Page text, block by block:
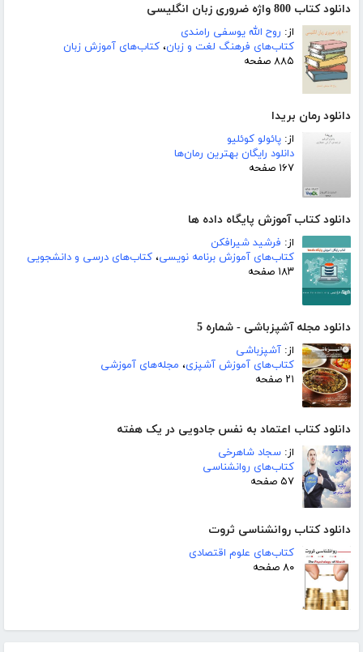
دانلود کتاب 800 واژه ضروری زبان انگلیسی
از: روح الله یوسفی رامندی
کتاب‌های فرهنگ لغت و زبان، کتاب‌های آموزش زبان
۸۸۵ صفحه
دانلود رمان بریدا
از: پائولو کوئلیو
دانلود رایگان بهترین رمان‌ها
۱۶۷ صفحه
دانلود کتاب آموزش پایگاه داده ها
از: فرشید شیرافکن
کتاب‌های آموزش برنامه نویسی، کتاب‌های درسی و دانشجویی
۱۸۳ صفحه
دانلود مجله آشپزباشی - شماره 5
از: آشپزباشی
کتاب‌های آموزش آشپزی، مجله‌های آموزشی
۲۱ صفحه
دانلود کتاب اعتماد به نفس جادویی در یک هفته
از: سجاد شاهرخی
کتاب‌های روانشناسی
۵۷ صفحه
دانلود کتاب روانشناسی ثروت
کتاب‌های علوم اقتصادی
۸۰ صفحه